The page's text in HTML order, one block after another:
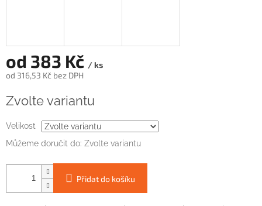
od 383 Kč / ks
od 316,53 Kč bez DPH
cena:
Zvolte variantu
Velikost
Můžeme doručit do: Zvolte variantu
Přidat do košíku